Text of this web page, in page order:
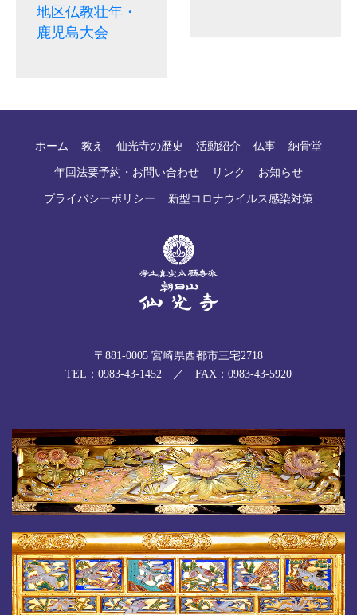
地区仏教壮年・
鹿児島大会
ホーム 教え 仙光寺の歴史 活動紹介 仏事 納骨堂
年回法要予約・お問い合わせ リンク お知らせ
プライバシーポリシー 新型コロナウイルス感染対策
〒881-0005 宮崎県西都市三宅2718
TEL：0983-43-1452 ／ FAX：0983-43-5920